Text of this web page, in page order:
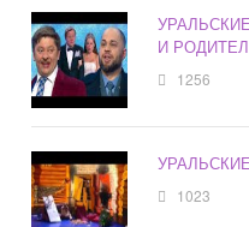
И
1256
1023